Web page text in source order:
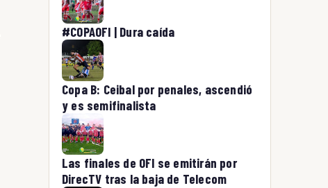
#COPAOFI | Dura caída
Copa B: Ceibal por penales, ascendió
y es semifinalista
Las finales de OFI se emitirán por
DirecTV tras la baja de Telecom